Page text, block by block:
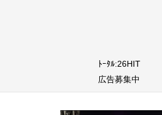
ﾄｰﾀﾙ:26HIT
広告募集中